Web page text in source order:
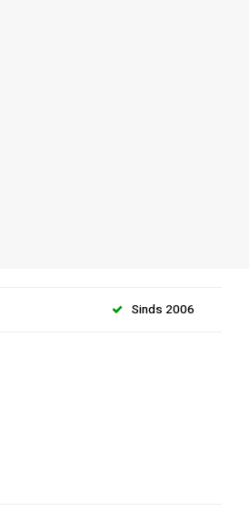
Sinds 2006